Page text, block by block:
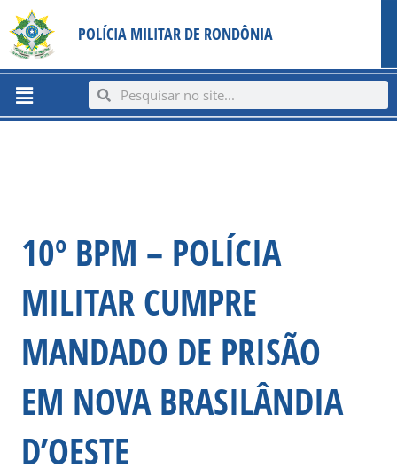
content
para
conteúdo
POLÍCIA MILITAR DE RONDÔNIA
Menu SearchSearch
10º BPM – POLÍCIA
MILITAR CUMPRE
MANDADO DE PRISÃO
EM NOVA BRASILÂNDIA
D’OESTE